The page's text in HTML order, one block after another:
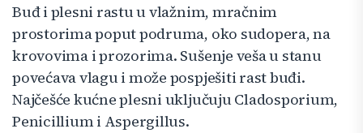
Buđ i plesni rastu u vlažnim, mračnim
prostorima poput podruma, oko sudopera, na
krovovima i prozorima. Sušenje veša u stanu
povećava vlagu i može pospješiti rast buđi.
Najčešće kućne plesni uključuju Cladosporium,
Penicillium i Aspergillus.